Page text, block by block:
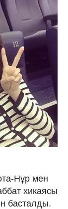
Нұр мен
хикаясы
басталды.